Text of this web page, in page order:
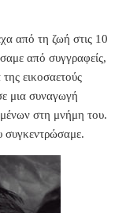
από τη ζωή στις 10
από συγγραφείς,
εικοσαετούς
μια συναγωγή
στη μνήμη του.
συγκεντρώσαμε.